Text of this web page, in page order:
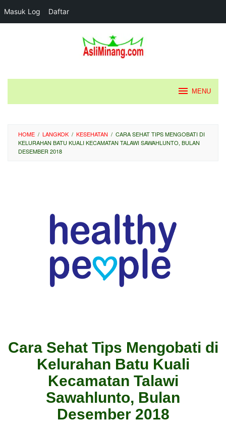
Masuk Log Daftar
MENU
HOME / LANGKOK / KESEHATAN / CARA SEHAT TIPS MENGOBATI DI
KELURAHAN BATU KUALI KECAMATAN TALAWI SAWAHLUNTO, BULAN
DESEMBER 2018
Cara Sehat Tips Mengobati di
Kelurahan Batu Kuali
Kecamatan Talawi
Sawahlunto, Bulan
Desember 2018